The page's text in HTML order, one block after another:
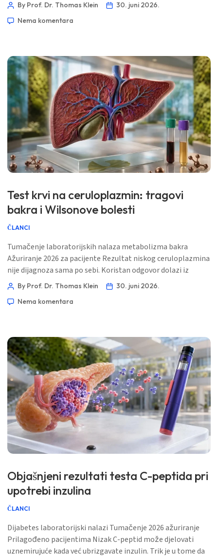
~11 minuta 📅 30. juni 2026 📝 Objavljeno: 30. juni 2026 🩺
By Prof. Dr. Thomas Klein
30. juni 2026.
Nema komentara
Test krvi na ceruloplazmin: tragovi
bakra i Wilsonove bolesti
ČLANCI
Tumačenje laboratorijskih nalaza metabolizma bakra
Ažuriranje 2026 za pacijente Rezultat niskog ceruloplazmina
nije dijagnoza sama po sebi. Koristan odgovor dolazi iz
obrasca: serumski bakar, bakar u urinu u 24 sata, enzimi jetre,
📅 30. juni 2026 📝 Objavljeno: 30. juni 2026 🩺 Medicinski
By Prof. Dr. Thomas Klein
30. juni 2026.
Nema komentara
Objašnjeni rezultati testa C-peptida pri
upotrebi inzulina
ČLANCI
Dijabetes laboratorijski nalazi Tumačenje 2026 ažuriranje
Prilagođeno pacijentima Nizak C-peptid može djelovati
uznemirujuće kada već ubrizgavate inzulin. Trik je u tome da